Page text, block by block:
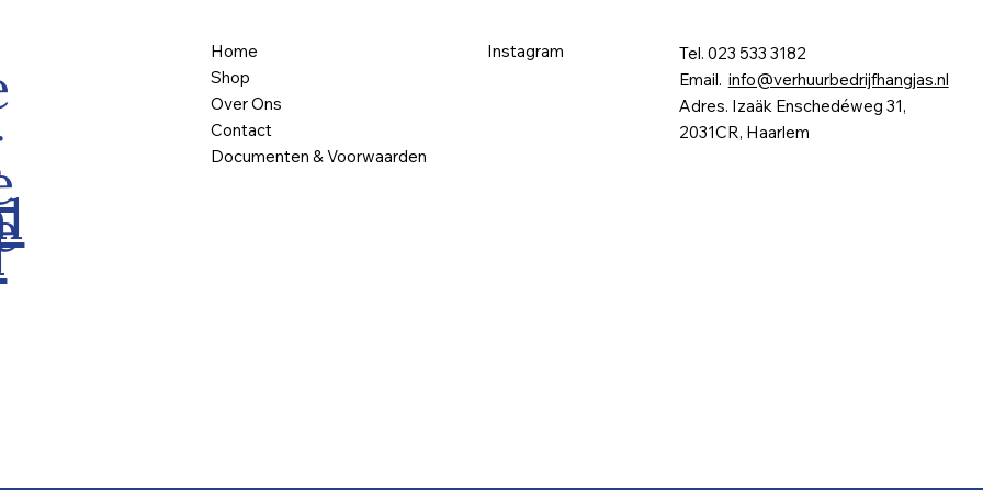
Home
Shop
Over Ons
Contact
Documenten & Voorwaarden
Instagram
Tel. 023 533 3182
Email. info@verhuurbedrijfhangjas.nl
Adres. Izaäk Enschedéweg 31,
2031CR, Haarlem